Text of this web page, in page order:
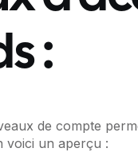
:
de compte
voici un aperçu :